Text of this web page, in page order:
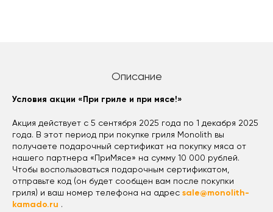
Описание
Условия акции «При гриле и при мясе!»
Акция действует с 5 сентября 2025 года по 1 декабря 2025
года. В этот период при покупке гриля Monolith вы
получаете подарочный сертификат на покупку мяса от
нашего партнера «ПриМясе» на сумму 10 000 рублей.
Чтобы воспользоваться подарочным сертификатом,
отправьте код (он будет сообщен вам после покупки
гриля) и ваш номер телефона на адрес sale@monolith-
kamado.ru .